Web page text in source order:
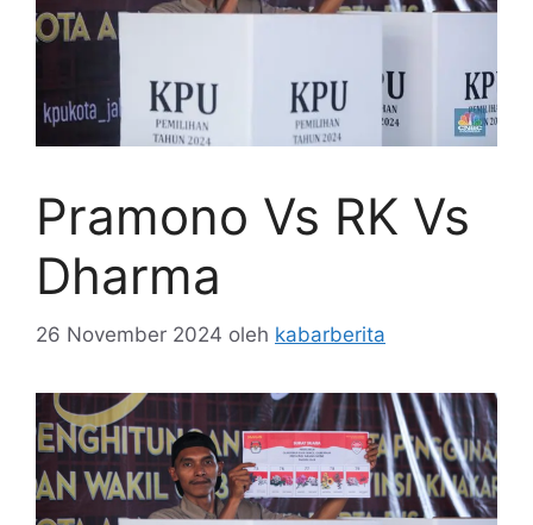
Pramono Vs RK Vs
Dharma
26 November 2024 oleh kabarberita